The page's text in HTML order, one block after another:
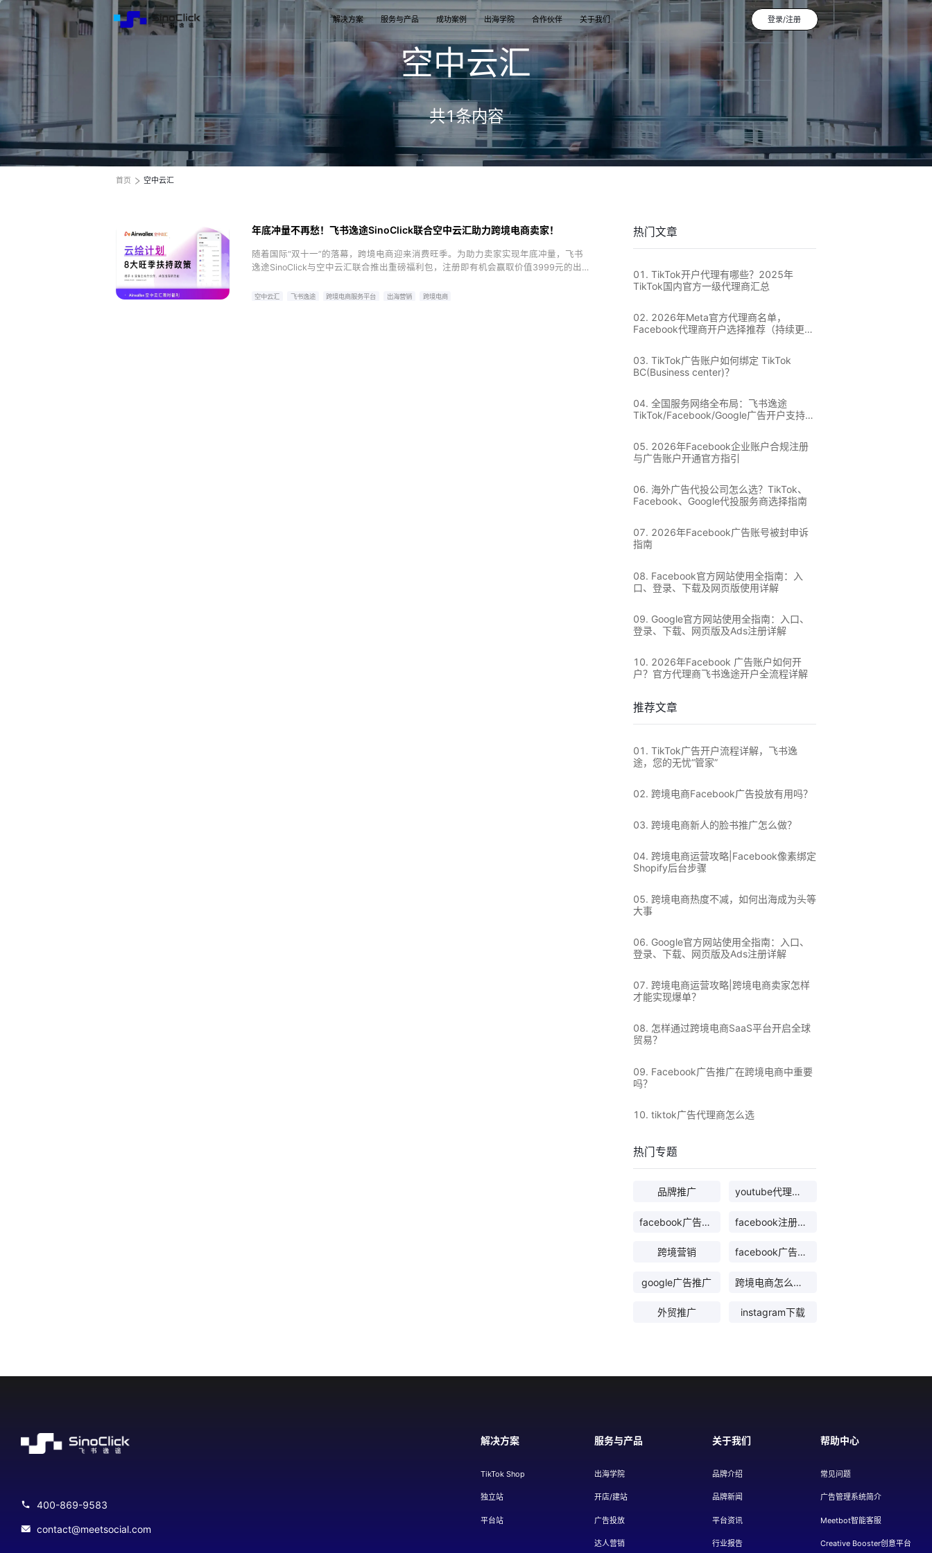
解决方案 服务与产品 成功案例 出海学院 合作伙伴 关于我们
登录/注册
登录/注册
跨境电商全渠道效果营销
TikTok Shop
从商店创建，到策划广告投放和达人营销利用创
意和达人实现TikTok爆炸性增长
独立站
用个性化独立站高效承接兴趣流量跑通从拉新到
复购的私域增长飞轮
通过关键词策略、平台广告优化和流量加权撬动
跨境电商全渠道效果营销
出海培训
TikTok Shop课程 | 独立站课程 | 亚马逊课程
开店/建站
TikTok Shop开店 | Shopify建站 | 亚马逊开店 1v1投放顾问 | AI智能投放 | 海外广告代投
达人营销 媒介采买 全链路代运营
跨境电商全渠道效果营销
品牌介绍
飞书逸途，成长型跨境电商运营解决方案
品牌新闻
公司及品牌最新业务发展动态 跨境电商行业热点新闻消息
行业报告
空中云汇
共1条内容
首页 空中云汇
年底冲量不再愁！飞书逸途SinoClick联合空中云汇助力跨境电商卖家！
随着国际“双十一”的落幕，跨境电商迎来消费旺季。为助力卖家实现年底冲量，飞书
逸途SinoClick与空中云汇联合推出重磅福利包，注册即有机会赢取价值3999元的出
空中云汇 飞书逸途 跨境电商服务平台 出海营销 跨境电商
热门文章
01 . TikTok开户代理有哪些？2025年
TikTok国内官方一级代理商汇总
02. 2026年Meta官方代理商名单，
Facebook代理商开户选择推荐（持续更
03. TikTok广告账户如何绑定 TikTok
BC(Business center)？
04. 全国服务网络全布局：飞书逸途
TikTok/Facebook/Google广告开户支持全
05. 2026年Facebook企业账户合规注册
与广告账户开通官方指引
06. 海外广告代投公司怎么选？TikTok、
Facebook、Google代投服务商选择指南
07. 2026年Facebook广告账号被封申诉
指南
08. Facebook官方网站使用全指南：入
口、登录、下载及网页版使用详解
09. Google官方网站使用全指南：入口、
登录、下载、网页版及Ads注册详解
10. 2026年Facebook 广告账户如何开
户？官方代理商飞书逸途开户全流程详解
推荐文章
01 . TikTok广告开户流程详解，飞书逸
途，您的无忧“管家”
02. 跨境电商Facebook广告投放有用吗？
03. 跨境电商新人的脸书推广怎么做？
04. 跨境电商运营攻略|Facebook像素绑定
Shopify后台步骤
05. 跨境电商热度不减，如何出海成为头等
大事
06. Google官方网站使用全指南：入口、
登录、下载、网页版及Ads注册详解
07. 跨境电商运营攻略|跨境电商卖家怎样
才能实现爆单？
08. 怎样通过跨境电商SaaS平台开启全球
贸易？
09. Facebook广告推广在跨境电商中重要
吗？
10. tiktok广告代理商怎么选
热门专题
品牌推广 youtube代理软件
facebook广告代理商 facebook注册入口
跨境营销 facebook广告代理
google广告推广 跨境电商怎么选品
外贸推广 instagram下载
400-869-9583
contact@meetsocial.com
帮助中心
常见问题
广告管理系统简介
Meetbot智能客服
Creative Booster创意平台
关于我们
品牌介绍
品牌新闻
平台资讯
行业报告
服务与产品
出海学院
开店/建站
广告投放
达人营销
解决方案
TikTok Shop
独立站
平台站